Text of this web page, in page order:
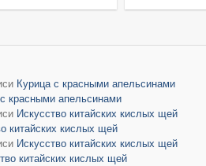
Курица с красными апельсинами
красными апельсинами
Искусство китайских кислых щей
китайских кислых щей
Искусство китайских кислых щей
китайских кислых щей